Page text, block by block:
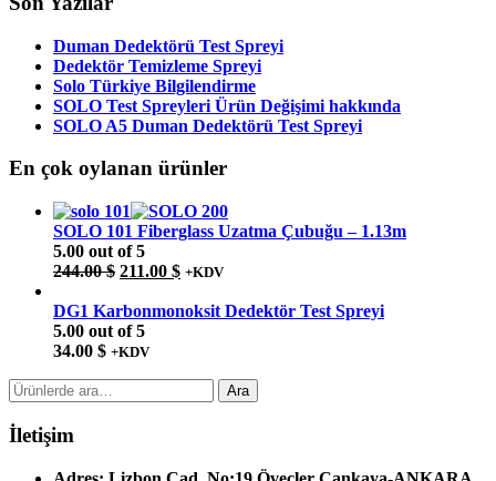
Duman Dedektörü Test Spreyi
Dedektör Temizleme Spreyi
Solo Türkiye Bilgilendirme
SOLO Test Spreyleri Ürün Değişimi hakkında
SOLO A5 Duman Dedektörü Test Spreyi
En çok oylanan ürünler
SOLO 101 Fiberglass Uzatma Çubuğu – 1.13m
5.00 out of 5
244.00$ Orijinal
244.00 $.
211.00 $Şu
fiyat:
+KDV
DG1 Karbonmonoksit Dedektör Test Spreyi
5.00 out of 5
34.00 $ +KDV
Ara: Ara
İletişim